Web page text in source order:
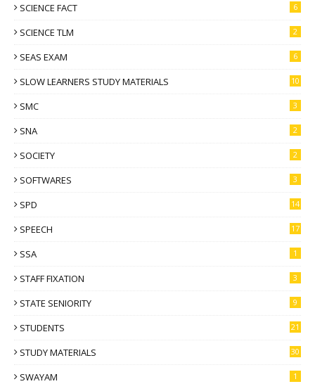
SCIENCE FACT 6
SCIENCE TLM 2
SEAS EXAM 6
SLOW LEARNERS STUDY MATERIALS 10
SMC 3
SNA 2
SOCIETY 2
SOFTWARES 3
SPD 14
SPEECH 17
SSA 1
STAFF FIXATION 3
STATE SENIORITY 9
STUDENTS 21
STUDY MATERIALS 30
SWAYAM 1